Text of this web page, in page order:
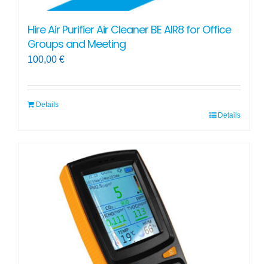
Hire Air Purifier Air Cleaner BE AIR8 for Office
Groups and Meeting
100,00 €
Details
Details